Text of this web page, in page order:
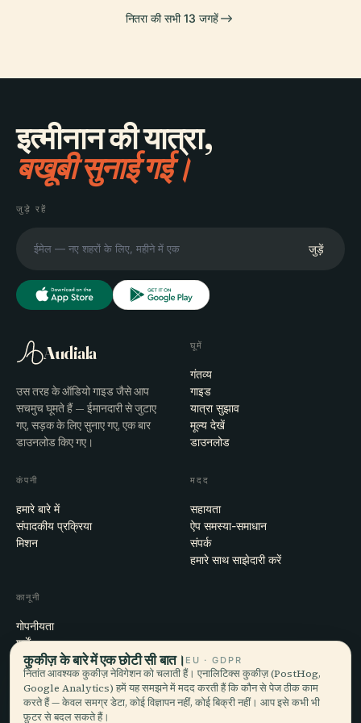
नितरा की सभी 13 जगहें
इत्मीनान की यात्रा,
बखूबी सुनाई गई।
जुड़े रहें
जुड़ें
Audiala
उस तरह के ऑडियो गाइड जैसे आप
सचमुच घूमते हैं — ईमानदारी से जुटाए
गए, सड़क के लिए सुनाए गए, एक बार
डाउनलोड किए गए।
घूमें
गंतव्य
गाइड
यात्रा सुझाव
मूल्य देखें
डाउनलोड
कंपनी
हमारे बारे में
संपादकीय प्रक्रिया
मिशन
मदद
सहायता
ऐप समस्या-समाधान
संपर्क
हमारे साथ साझेदारी करें
कानूनी
गोपनीयता
शर्तें
कुकी सेटिंग्स
खाता हटाएँ
कुकीज़ के बारे में एक छोटी सी बात। EU · GDPR
नितांत आवश्यक कुकीज़ नेविगेशन को चलाती हैं। एनालिटिक्स कुकीज़ (PostHog,
Google Analytics) हमें यह समझने में मदद करती हैं कि कौन से पेज ठीक काम
करते हैं — केवल समग्र डेटा, कोई विज्ञापन नहीं, कोई बिक्री नहीं। आप इसे कभी भी
फ़ुटर से बदल सकते हैं।